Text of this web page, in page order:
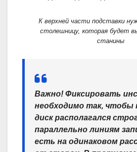
К верхней части подставки
столешницу, которая будет
станины
Важно! Фиксировать
необходимо так, чтобы
диск располагался
параллельно линиям
есть на одинаковом